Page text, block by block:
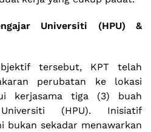
Universiti (HPU) &
tersebut, KPT telah
perubatan ke lokasi
kerjasama tiga (3) buah
(HPU). Inisiatif
bukan sekadar menawarkan